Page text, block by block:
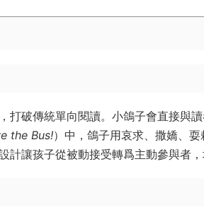
打破傳統單向閱讀。小鴿子會直接與
the Bus!）中，鴿子用哀求、撒嬌、
計讓孩子從被動接受轉爲主動參與者，